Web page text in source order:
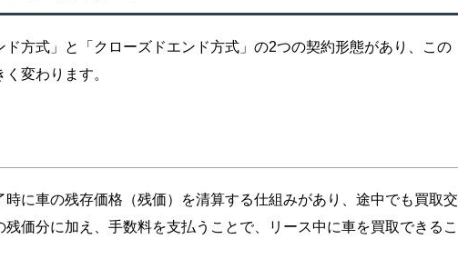
方式」と「クローズドエンド方式」の2つの契約形態があり、この
変わります。
に車の残存価格（残価）を清算する仕組みがあり、途中でも買取交
価分に加え、手数料を支払うことで、リース中に車を買取できるこ